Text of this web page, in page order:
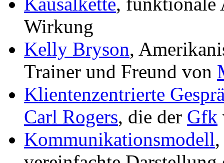
Wirkung
Kelly Bryson,
Trainer und Freund von
Klientenzentrierte
Carl Rogers, die der Gfk
Kommunikationsmodell